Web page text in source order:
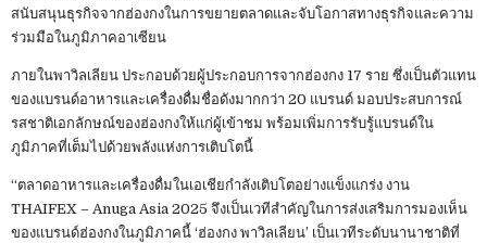
สนับสนุนธุรกิจจากฮ่องกงในการขยายตลาดและจับโอกาสทางธุรกิจและความ
ร่วมมือในภูมิภาคอาเซียน
ภายในพาวิลเลียน ประกอบด้วยผู้ประกอบการจากฮ่องกง 17 ราย ซึ่งเป็นตัวแทน
ของแบรนด์อาหารและเครื่องดื่มชื่อดังมากกว่า 20 แบรนด์ มอบประสบการณ์
รสชาติเอกลักษณ์ของฮ่องกงให้แก่ผู้เข้าชม พร้อมเพิ่มการรับรู้แบรนด์ใน
ภูมิภาคที่เต็มไปด้วยพลังแห่งการเติบโตนี้
“ตลาดอาหารและเครื่องดื่มในเอเชียกำลังเติบโตอย่างแข็งแกร่ง งาน
THAIFEX – Anuga Asia 2025 จึงเป็นเวทีสำคัญในการส่งเสริมการมองเห็น
ของแบรนด์ฮ่องกงในภูมิภาคนี้ ‘ฮ่องกง พาวิลเลียน’ เป็นเวทีระดับนานาชาติที่